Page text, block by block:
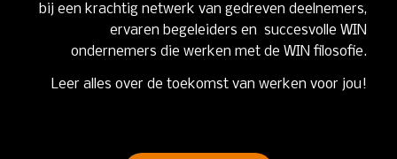
bij een krachtig netwerk van gedreven deelnemers,
ervaren begeleiders en succesvolle WIN
ondernemers die werken met de WIN filosofie.
Leer alles over de toekomst van werken voor jou!